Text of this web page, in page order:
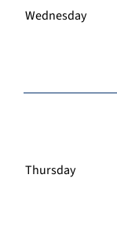
Wednesday
Thursday